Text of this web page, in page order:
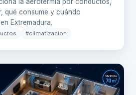
qué consume y cuándo
Extremadura.
#climatizacion